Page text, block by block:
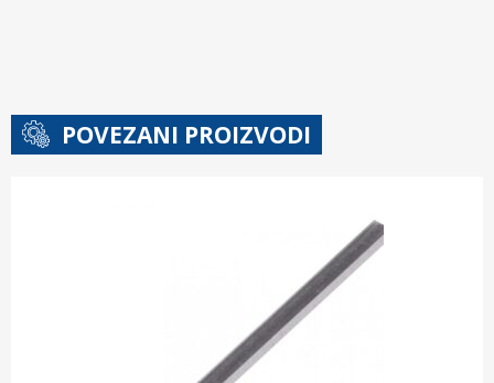
POVEZANI PROIZVODI